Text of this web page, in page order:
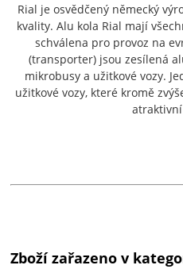
Rial je osvědčený německý
kvality. Alu kola Rial mají
schválena pro provoz na
(transporter) jsou zesílená
mikrobusy a užitkové vozy.
užitkové vozy, které kromě
Zboží zařazeno v